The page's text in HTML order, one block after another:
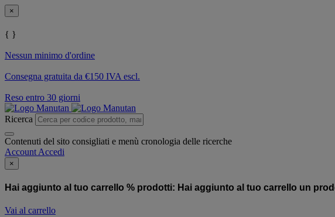
×
{ }
Nessun minimo d'ordine
Consegna gratuita da €150 IVA escl.
Reso entro 30 giorni
Ricerca
Contenuti del sito consigliati e menù cronologia delle ricerche
Account Accedi
×
Hai aggiunto al tuo carrello % prodotti: Hai aggiunto al tuo carrello un
Vai al carrello